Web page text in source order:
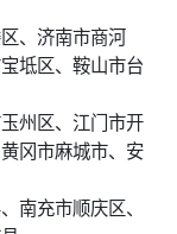
、济南市商河
坻区、鞍山市台
州区、江门市开
冈市麻城市、安
南充市顺庆区、